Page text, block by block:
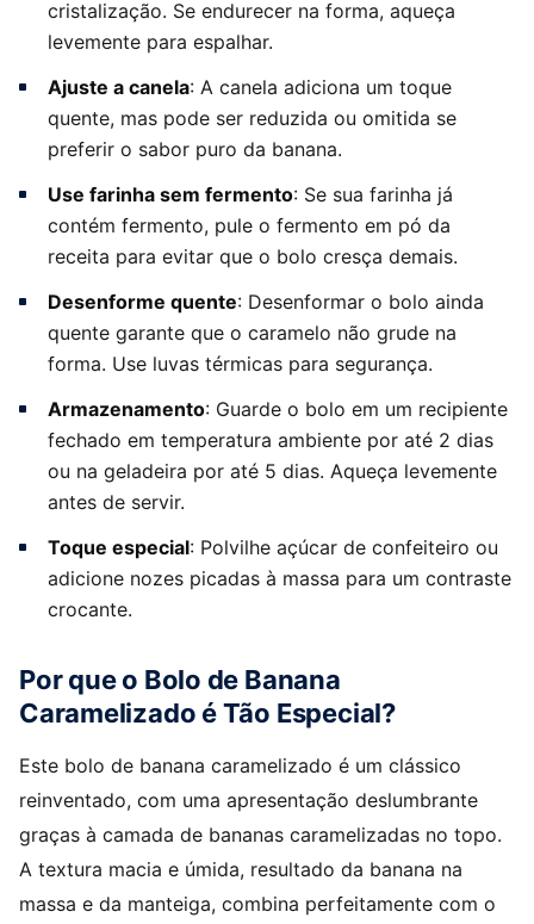
cristalização. Se endurecer na forma, aqueça
levemente para espalhar.
Ajuste a canela: A canela adiciona um toque
quente, mas pode ser reduzida ou omitida se
preferir o sabor puro da banana.
Use farinha sem fermento: Se sua farinha já
contém fermento, pule o fermento em pó da
receita para evitar que o bolo cresça demais.
Desenforme quente: Desenformar o bolo ainda
quente garante que o caramelo não grude na
forma. Use luvas térmicas para segurança.
Armazenamento: Guarde o bolo em um recipiente
fechado em temperatura ambiente por até 2 dias
ou na geladeira por até 5 dias. Aqueça levemente
antes de servir.
Toque especial: Polvilhe açúcar de confeiteiro ou
adicione nozes picadas à massa para um contraste
crocante.
Por que o Bolo de Banana
Caramelizado é Tão Especial?
Este bolo de banana caramelizado é um clássico
reinventado, com uma apresentação deslumbrante
graças à camada de bananas caramelizadas no topo.
A textura macia e úmida, resultado da banana na
massa e da manteiga, combina perfeitamente com o